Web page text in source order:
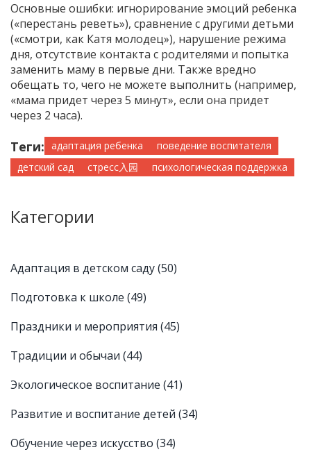
Основные ошибки: игнорирование эмоций ребенка
(«перестань реветь»), сравнение с другими детьми
(«смотри, как Катя молодец»), нарушение режима
дня, отсутствие контакта с родителями и попытка
заменить маму в первые дни. Также вредно
обещать то, чего не можете выполнить (например,
«мама придет через 5 минут», если она придет
через 2 часа).
Теги: адаптация ребенка
поведение воспитателя
детский сад
стресс入园 психологическая поддержка
Категории
Адаптация в детском саду(50)
Подготовка к школе (49)
Праздники и мероприятия (45)
Традиции и обычаи (44)
Экологическое воспитание (41)
Развитие и воспитание детей (34)
Обучение через искусство (34)